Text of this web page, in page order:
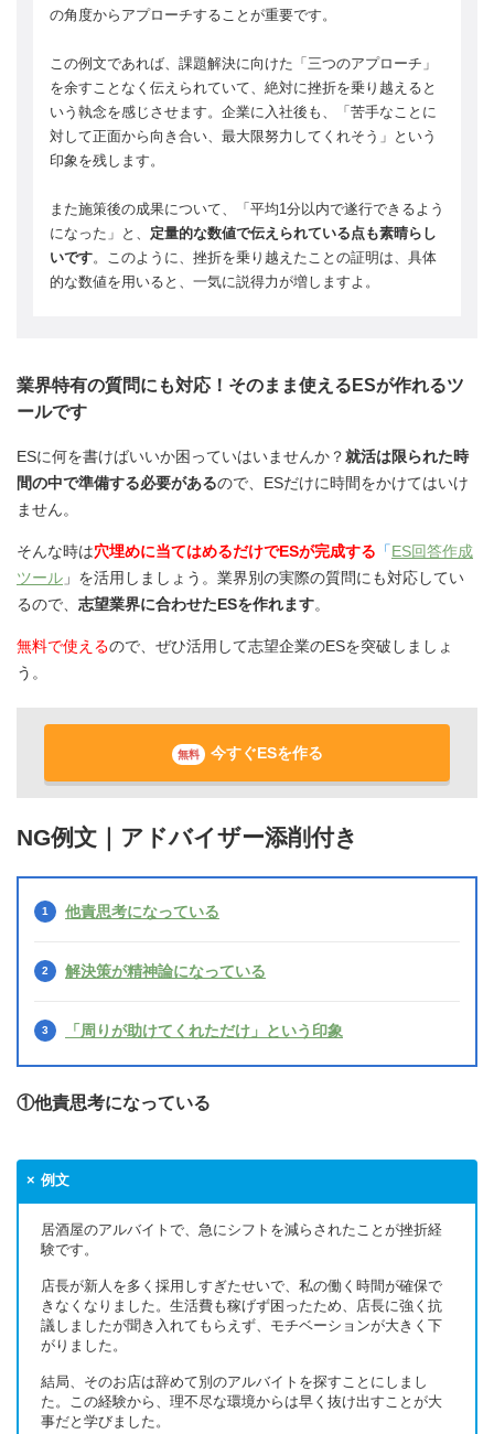
の角度からアプローチすることが重要です。
この例文であれば、課題解決に向けた「三つのアプローチ」
を余すことなく伝えられていて、絶対に挫折を乗り越えると
いう執念を感じさせます。企業に入社後も、「苦手なことに
対して正面から向き合い、最大限努力してくれそう」という
印象を残します。
また施策後の成果について、「平均1分以内で遂行できるよう
になった」と、 定量的な数値で伝えられている点も素晴らし
いです。このように、挫折を乗り越えたことの証明は、具体
的な数値を用いると、一気に説得力が増しますよ。
業界特有の質問にも対応！そのまま使えるESが作れるツ
ールです
ESに何を書けばいいか困っていはいませんか？就活は限られた時
間の中で準備する必要があるので、ESだけに時間をかけてはいけ
ません。
そんな時は穴埋めに当てはめるだけでESが完成する 「ES回答作成
ツール 」を活用しましょう。業界別の実際の質問にも対応してい
るので、 志望業界に合わせたESを作れます。
無料で使えるので、ぜひ活用して志望企業のESを突破しましょ
う。
無料 今すぐESを作る
NG例文｜アドバイザー添削付き
他責思考になっている
解決策が精神論になっている
「周りが助けてくれただけ」という印象
①他責思考になっている
例文
居酒屋のアルバイトで、急にシフトを減らされたことが挫折経
験です。
店長が新人を多く採用しすぎたせいで、私の働く時間が確保で
きなくなりました。生活費も稼げず困ったため、店長に強く抗
議しましたが聞き入れてもらえず、モチベーションが大きく下
がりました。
結局、そのお店は辞めて別のアルバイトを探すことにしまし
た。この経験から、理不尽な環境からは早く抜け出すことが大
事だと学びました。